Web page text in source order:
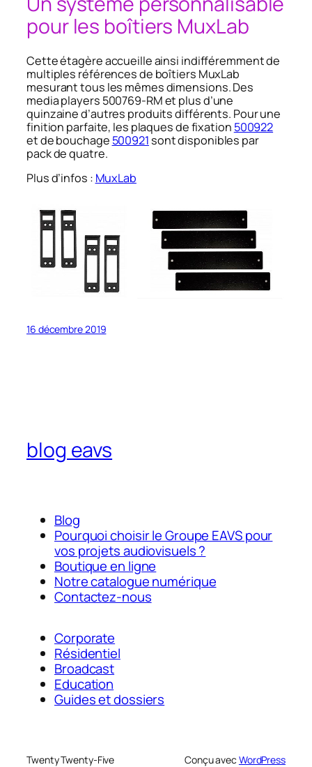
pour les boîtiers MuxLab
Cette étagère accueille ainsi indifféremment de
multiples références de boîtiers MuxLab
mesurant tous les mêmes dimensions. Des
media players 500769-RM et plus d’une
quinzaine d’autres produits différents. Pour une
finition parfaite, les plaques de fixation 500922
et de bouchage 500921 sont disponibles par
pack de quatre.
Plus d’infos : MuxLab
16 décembre 2019
blog eavs
Blog
Pourquoi choisir le Groupe EAVS pour
vos projets audiovisuels ?
Boutique en ligne
Notre catalogue numérique
Contactez-nous
Corporate
Résidentiel
Broadcast
Education
Guides et dossiers
Twenty Twenty-Five Conçu avec WordPress